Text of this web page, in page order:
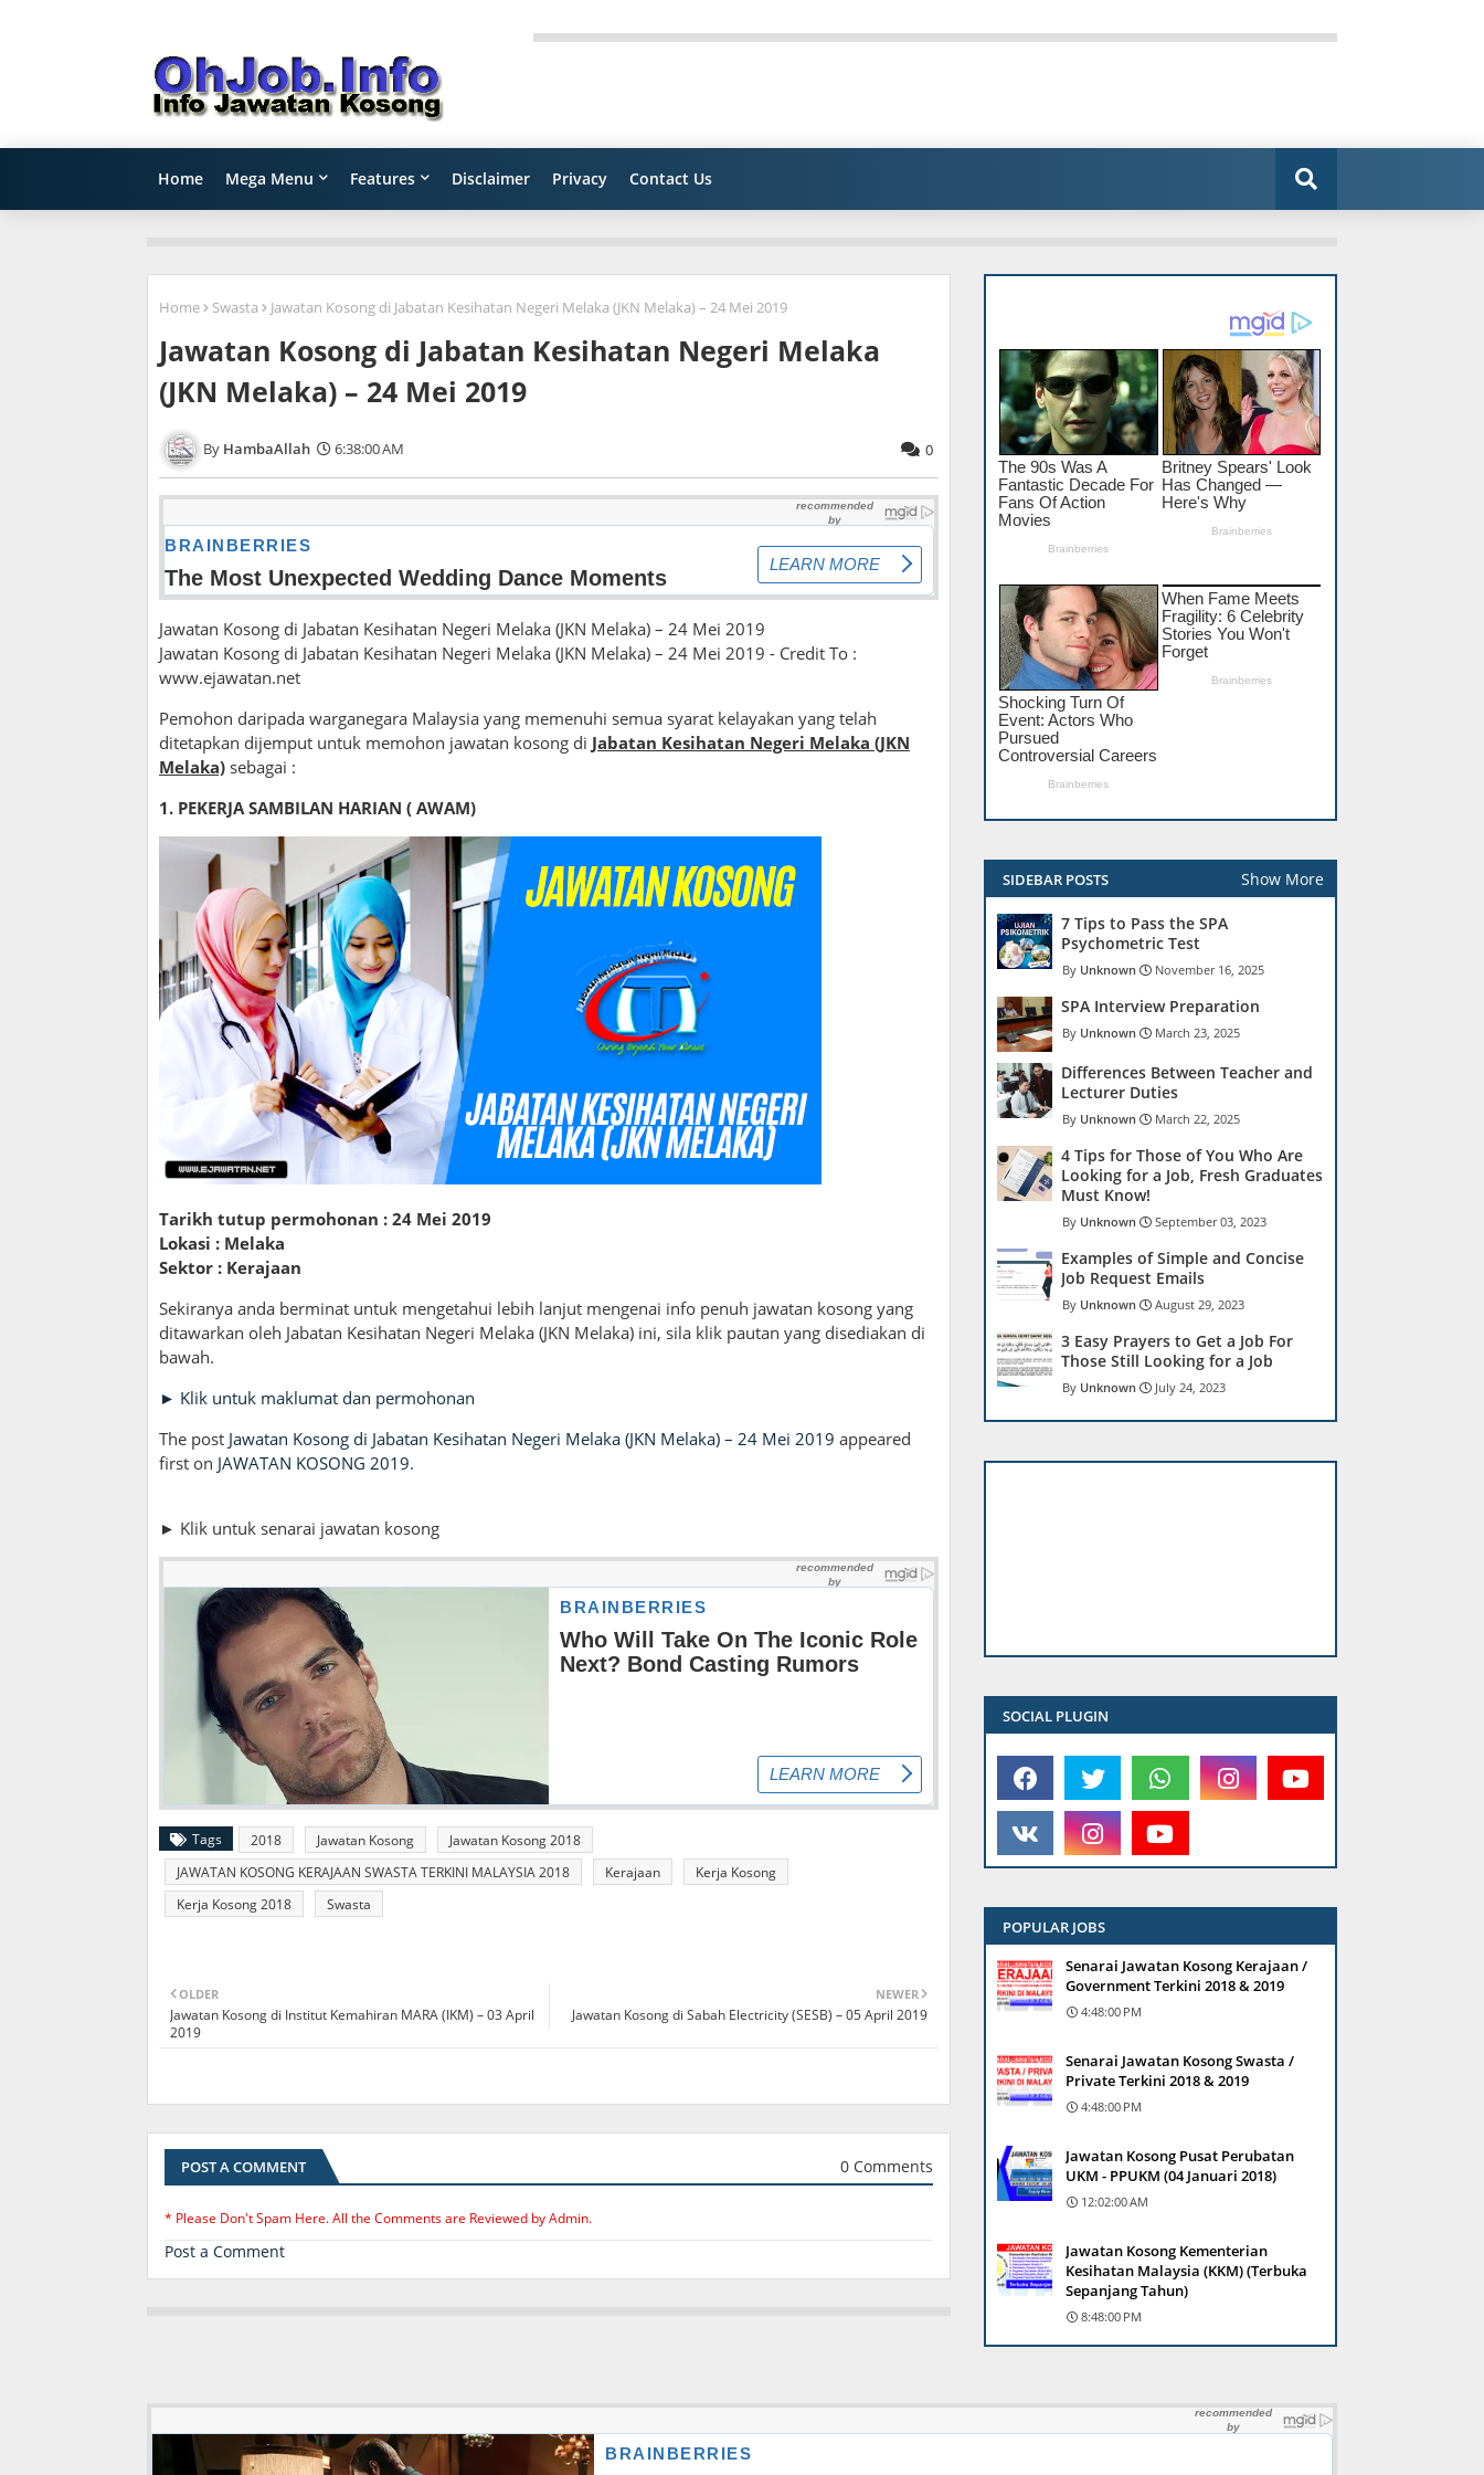
Home Mega Menu Features Disclaimer Privacy Contact Us
Home Swasta Jawatan Kosong di Jabatan Kesihatan Negeri Melaka (JKN Melaka) – 24 Mei 2019
Jawatan Kosong di Jabatan Kesihatan Negeri Melaka
(JKN Melaka) – 24 Mei 2019
HambaAllah 6:38:00 AM 0
Jawatan Kosong di Jabatan Kesihatan Negeri Melaka (JKN Melaka) – 24 Mei 2019
Jawatan Kosong di Jabatan Kesihatan Negeri Melaka (JKN Melaka) – 24 Mei 2019 - Credit To :
www.ejawatan.net
Pemohon daripada warganegara Malaysia yang memenuhi semua syarat kelayakan yang telah
ditetapkan dijemput untuk memohon jawatan kosong di Jabatan Kesihatan Negeri Melaka (JKN
Melaka) sebagai :
1. PEKERJA SAMBILAN HARIAN ( AWAM)
Tarikh tutup permohonan : 24 Mei 2019
Lokasi : Melaka
Sektor : Kerajaan
Sekiranya anda berminat untuk mengetahui lebih lanjut mengenai info penuh jawatan kosong yang
ditawarkan oleh Jabatan Kesihatan Negeri Melaka (JKN Melaka) ini, sila klik pautan yang disediakan di
bawah.
► Klik untuk maklumat dan permohonan
The post Jawatan Kosong di Jabatan Kesihatan Negeri Melaka (JKN Melaka) – 24 Mei 2019 appeared
first on JAWATAN KOSONG 2019.
► Klik untuk senarai jawatan kosong
Tags 2018 Jawatan Kosong
Jawatan Kosong 2018
JAWATAN KOSONG KERAJAAN SWASTA TERKINI MALAYSIA 2018
Kerajaan
Kerja Kosong
Kerja Kosong 2018
Swasta
NEWER
Jawatan Kosong di Sabah Electricity (SESB) – 05 April 2019
OLDER
Jawatan Kosong di Institut Kemahiran MARA (IKM) – 03 April
2019
POST A COMMENT 0 Comments
* Please Don't Spam Here. All the Comments are Reviewed by Admin.
Post a Comment
SIDEBAR POSTS Show More
7 Tips to Pass the SPA
Psychometric Test
Unknown November 16, 2025
SPA Interview Preparation
Unknown March 23, 2025
Differences Between Teacher and
Lecturer Duties
Unknown March 22, 2025
4 Tips for Those of You Who Are
Looking for a Job, Fresh Graduates
Must Know!
Unknown September 03, 2023
Examples of Simple and Concise
Job Request Emails
Unknown August 29, 2023
3 Easy Prayers to Get a Job For
Those Still Looking for a Job
Unknown July 24, 2023
SOCIAL PLUGIN
POPULAR JOBS
Senarai Jawatan Kosong Kerajaan /
Government Terkini 2018 & 2019
4:48:00 PM
Senarai Jawatan Kosong Swasta /
Private Terkini 2018 & 2019
4:48:00 PM
Jawatan Kosong Pusat Perubatan
UKM - PPUKM (04 Januari 2018)
12:02:00 AM
Jawatan Kosong Kementerian
Kesihatan Malaysia (KKM) (Terbuka
Sepanjang Tahun)
8:48:00 PM